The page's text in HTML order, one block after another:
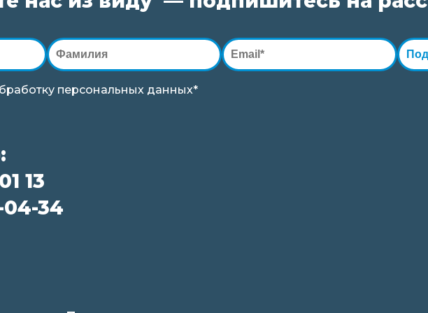
персональных данных*
13
04-34